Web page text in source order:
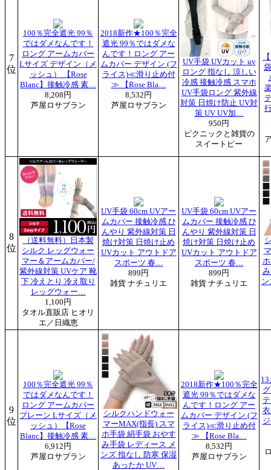
7
位
100％完全遮光 99％
ではダメなんです！
ロング アームカバー
Lサイズ デザイン（メ
ッシュ） 【Rose
Blanc】接触冷感 素…
8,208円
芦屋ロサブラン
2018新作★100％完全
遮光 99％ではダメな
んです！ロング アー
ムカバー デザイン (フ
ライス)≪滑り止め付
≫ 【Rose Bla…
8,532円
芦屋ロサブラン
UV手袋 UVカット uv
ロング 指なし 涼しい
冷感 接触冷感 スマホ
UV手袋ロング 紫外線
対策 日焼け防止 UV対
策 UV UV加…
950円
ピクニックと雑貨の
スイートピー
8
位
（送料無料）日本製
シルク レッグウォー
マー＆アームカバー/
紫外線対策 UVケア 靴
下 冷えとり 冷え取り
レッグウォー…
1,100円
タオル直販店 ヒオリ
エ／日織恵
UV手袋 60cm UVアー
ムカバー 接触冷感 ひ
んやり 紫外線対策 日
焼け対策 日焼け止め
UVカット アウトドア
スポーツ 春…
899円
雑貨 ナチュリエ
UV手袋 60cm UVアー
ムカバー 接触冷感 ひ
んやり 紫外線対策 日
焼け対策 日焼け止め
UVカット アウトドア
スポーツ 春…
899円
雑貨 ナチュリエ
ン
9
位
100％完全遮光 99％
ではダメなんです！
ロング アームカバー
プレーン Lサイズ（メ
ッシュ）【Rose
Blanc】接触冷感 素…
6,912円
芦屋ロサブラン
シルクハンドウォー
マーMAX(指長) スマ
ホ手袋 絹手袋 おやす
み手袋 レディース メ
ンズ 指なし 防寒 保湿
あったか UV…
2018新作★100％完全
遮光 99％ではダメな
んです！ロング アー
ムカバー デザイン (フ
ライス)≪滑り止め付
≫ 【Rose Bla…
8,532円
芦屋ロサブラン